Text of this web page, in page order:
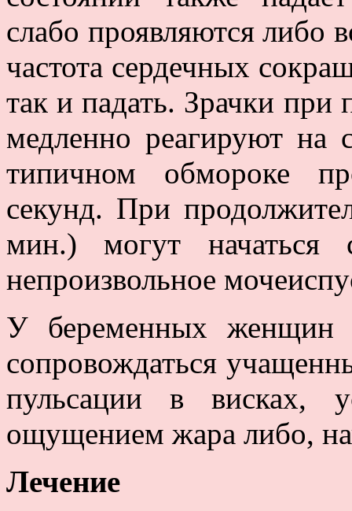
слабо проявляются либо
частота сердечных
так и падать. Зрачки при
медленно реагируют
типичном обмороке
секунд. При
мин.) могут начаться
непроизвольное
У беременных женщин
сопровождаться
пульсации в висках,
ощущением жара либо,
Лечение